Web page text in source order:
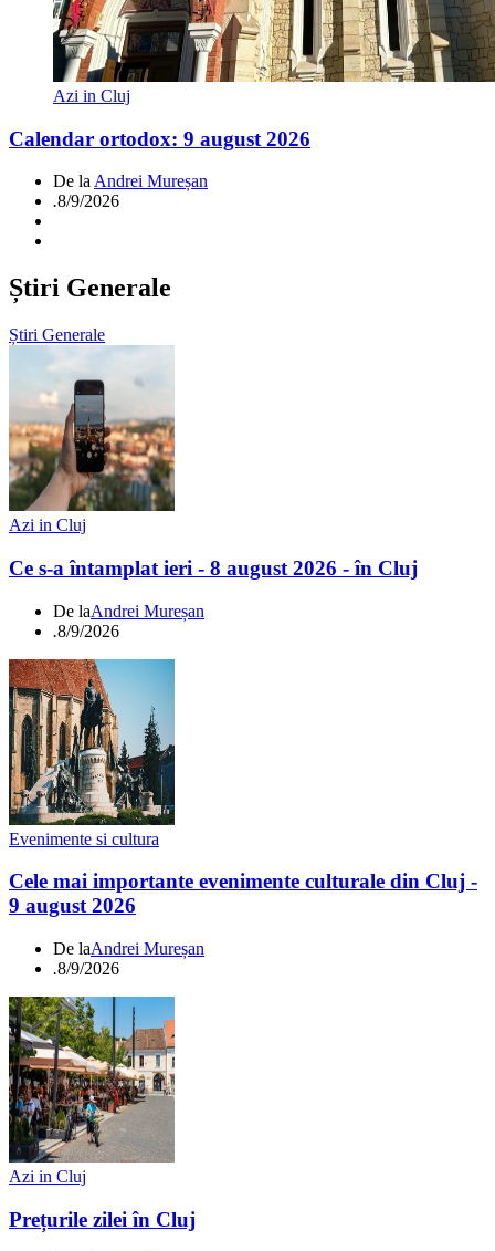
Azi in Cluj
Calendar ortodox: 9 august 2026
De la Andrei Mureșan
.8/9/2026
Știri Generale
Știri Generale
Azi in Cluj
Ce s-a întamplat ieri - 8 august 2026 - în Cluj
De laAndrei Mureșan
.8/9/2026
Evenimente si cultura
Cele mai importante evenimente culturale din Cluj -
9 august 2026
De laAndrei Mureșan
.8/9/2026
Azi in Cluj
Prețurile zilei în Cluj